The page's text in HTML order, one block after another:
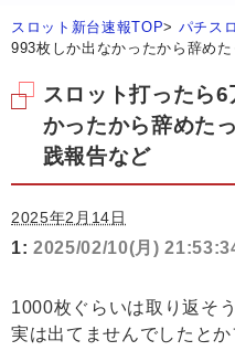
スロット新台速報TOP> パチス
993枚しか出なかったから辞め
スロット打ったら
かったから辞めた
践報告など
2025年2月14日
1: 2025/02/10(月)
1000枚ぐらいは取り返そ
実は出てませんでしたと